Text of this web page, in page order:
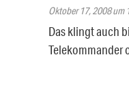
Oktober 17, 2008 um
Das klingt auch
Telekommander